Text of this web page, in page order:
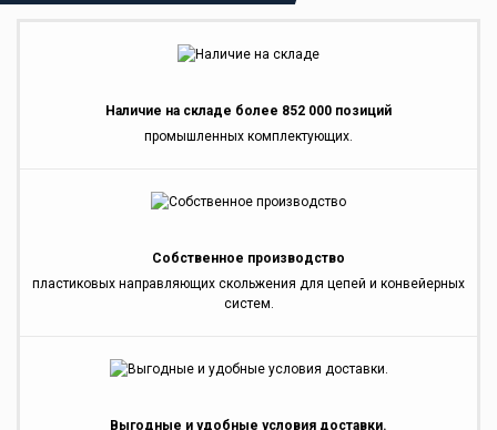
Наличие на складе более 852 000 позиций
промышленных комплектующих.
Собственное производство
пластиковых направляющих скольжения для цепей и конвейерных
систем.
Выгодные и удобные условия доставки.